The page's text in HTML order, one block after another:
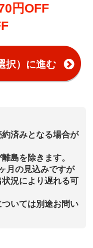
円OFF
択）に進む
約済みとなる場合が
島を除きます。
月の見込みですが
況により遅れる可
ついては別途お問い